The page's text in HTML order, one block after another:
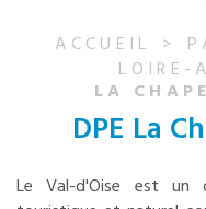
ACCUEIL
LOIRE-
LA
DPE La
Le Val-d'Oise est un